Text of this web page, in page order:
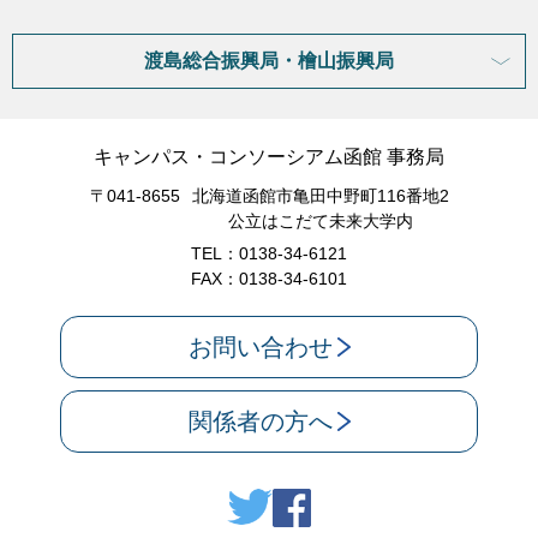
渡島総合振興局・檜山振興局
キャンパス・コンソーシアム函館 事務局
〒041-8655
北海道函館市亀田中野町116番地2
公立はこだて未来大学内
TEL：0138-34-6121
FAX：0138-34-6101
お問い合わせ
関係者の方へ